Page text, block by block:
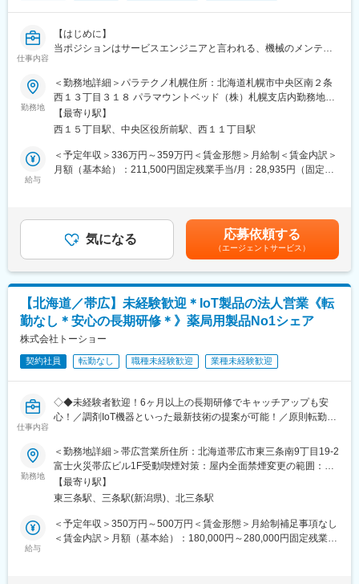
同社は医療介護用ベッド国内No1シェアを有するパラマウントベ
ッドHDの中核子会社です。
TOPシェアを誇り海外でも高いシェアを獲得しています。
変更の範囲：会社の定める業務
仕事内容
【はじめに】
当ポジションはサービスエンジニアと言われる、機械のメンテナ
上昇の一途を辿っており、同社で得られるスキルも例外ではあり
ません。完全未経験から市場価値を高める事ができる貴重な求人
となります。
【業務内容】
主業務は（1）～（3）となる予定です。（（1）（2）70％／
（3）30％）
（1）通信商材の納品、設置業務及び事務処理 ※扱う製品：眠り
事務処理
（3）パラマウントベッド製品（ベッド、車いす等）の修理・点
（6）担当病院、介護施設への当社サービスの紹介、提案
（7）担当病院、介護施設のニーズ、課題の把握と情報の社内共有
活動
【出張について】
・出張可能性のあるエリア：道北、道央、道南、道東
・出張１回の宿泊数目安：2泊3日～3泊4日程（頻度：週1回）
【求人の魅力】
・マンツーマンによる充実したOJT研修を実施しているため、未
経験者の方も安心してご就業いただけます。
・転勤なし！正社員登用後もご本人の希望を鑑み実施しており、
【同社について】
同社は医療介護用ベッド国内No1シェアを有するパラマウントベ
ッドHDの中核子会社です。
介護用ベッド、医療用のベッド市場で国内において約7割の業界
勤務地
＜勤務地詳細＞パラテクノ札幌住所：北海道札幌市中央区南２条
西１３丁目３１８ パラマウントベッド（株）札幌支店内勤務地最
寄駅：東西線／西11丁目駅受動喫煙対策：屋内全面禁煙変更の範
囲：会社の定める事業所
【最寄り駅】
西１５丁目駅、中央区役所前駅、西１１丁目駅
給与
＜予定年収＞336万円～359万円＜賃金形態＞月給制＜賃金内訳＞
月額（基本給）：211,500円固定残業手当/月：28,935円（固定残
日帰り日当の想定額が含まれています。■内容：・社命で1日5h以
上の外出：1200円支給・宿泊を伴う1日5h以上の外出：2200円支
給■参考例：週4日日帰り出張をした場合・1200円×4=週4800円・
4800円×4=月19200円賃金はあくまでも目安の金額であり、選考
を通じて上下する可能性があります。月給(月額)は固定手当を含め
た表記です。
気になる 応募依頼する
（エージェントサービス）
【北海道／帯広】未経験歓迎＊IoT製品の法人営業《転
勤なし＊安心の長期研修＊》薬局用製品No1シェア
株式会社トーショー
契約社員 転勤なし 職種未経験歓迎 業種未経験歓迎
仕事内容
◇◆未経験者歓迎！6ヶ月以上の長期研修でキャッチアップも安
心！／調剤IoT機器といった最新技術の提案が可能！／原則転勤は
仕事◆◇
【はじめに】
既存のお客様である調剤薬局やドラッグストアに対して、主力製
品である全自動調剤分包機などの調剤IoT機器を販売いただく職種
となります。
IoT製品の販売スキルの市場価値は上昇の一途を辿っており、同社
勤務地
＜勤務地詳細＞帯広営業所住所：北海道帯広市東三条南9丁目19-2
富士火災帯広ビル1F受動喫煙対策：屋内全面禁煙変更の範囲：会
社の定める事業所（リモートワーク含む）
【最寄り駅】
東三条駅、三条駅(新潟県)、北三条駅
給与
＜予定年収＞350万円～500万円＜賃金形態＞月給制補足事項なし
＜賃金内訳＞月額（基本給）：180,000円～280,000円固定残業手